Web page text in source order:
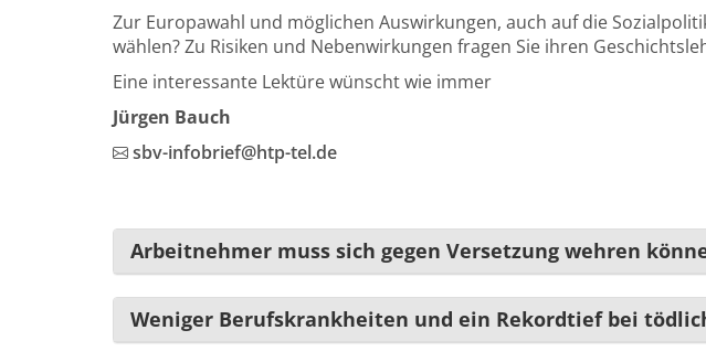
Zur Europawahl und möglichen Auswirkungen, auch auf die
wählen? Zu Risiken und Nebenwirkungen fragen Sie ihren
Eine interessante Lektüre wünscht wie immer
Jürgen Bauch
sbv-infobrief@htp-tel.de
Arbeitnehmer muss sich gegen Versetzung wehren
Weniger Berufskrankheiten und ein Rekordtief bei